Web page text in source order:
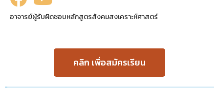
อาจารย์ผู้รับผิดชอบหลักสูตรสังคมสงเคราะห์ศาสตร์
คลิก เพื่อสมัครเรียน